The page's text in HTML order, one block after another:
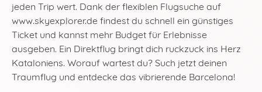
jeden Trip wert. Dank der flexiblen Flugsuche auf
www.skyexplorer.de findest du schnell ein günstiges
Ticket und kannst mehr Budget für Erlebnisse
ausgeben. Ein Direktflug bringt dich ruckzuck ins Herz
Kataloniens. Worauf wartest du? Such jetzt deinen
Traumflug und entdecke das vibrierende Barcelona!